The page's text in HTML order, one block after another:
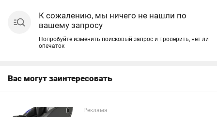
К сожалению, мы ничего не нашли по
вашему запросу
Попробуйте изменить поисковый запрос и проверить, нет ли
опечаток
Вас могут заинтересовать
Реклама